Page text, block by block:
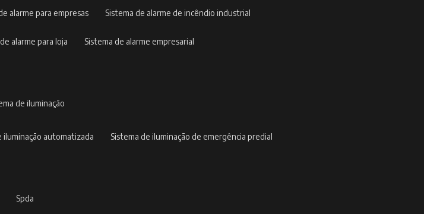
alarme para empresas sistema de alarme de incêndio industrial
de alarme para loja sistema de alarme empresarial
de iluminação
iluminação automatizada sistema de iluminação de emergência predial
spda